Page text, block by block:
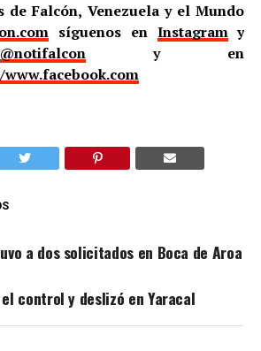
de Falcón, Venezuela y el Mundo
síguenos en Instagramy
@notifalcony en
a dos solicitados en Boca de Aroa
control y deslizó en Yaracal